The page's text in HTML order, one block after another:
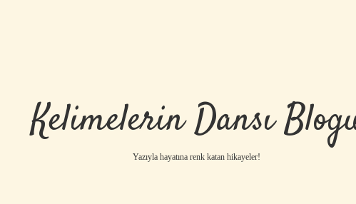
Kelimelerin Dansı
Yazıyla hayatına renk katan hikayeler!